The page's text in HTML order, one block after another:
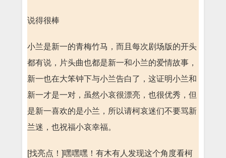
说得很棒
小兰是新一的青梅竹马，而且每次剧场版的开头
都有说，片头曲也都是新一和小兰的爱情故事，
新一也在大笨钟下与小兰告白了，这证明小兰和
新一才是一对，虽然小哀很漂亮，也很优秀，但
是新一喜欢的是小兰，所以请柯哀迷们不要骂新
兰迷，也祝福小哀幸福。
[找亮点！]嘿嘿嘿！有木有人发现这个角度看柯